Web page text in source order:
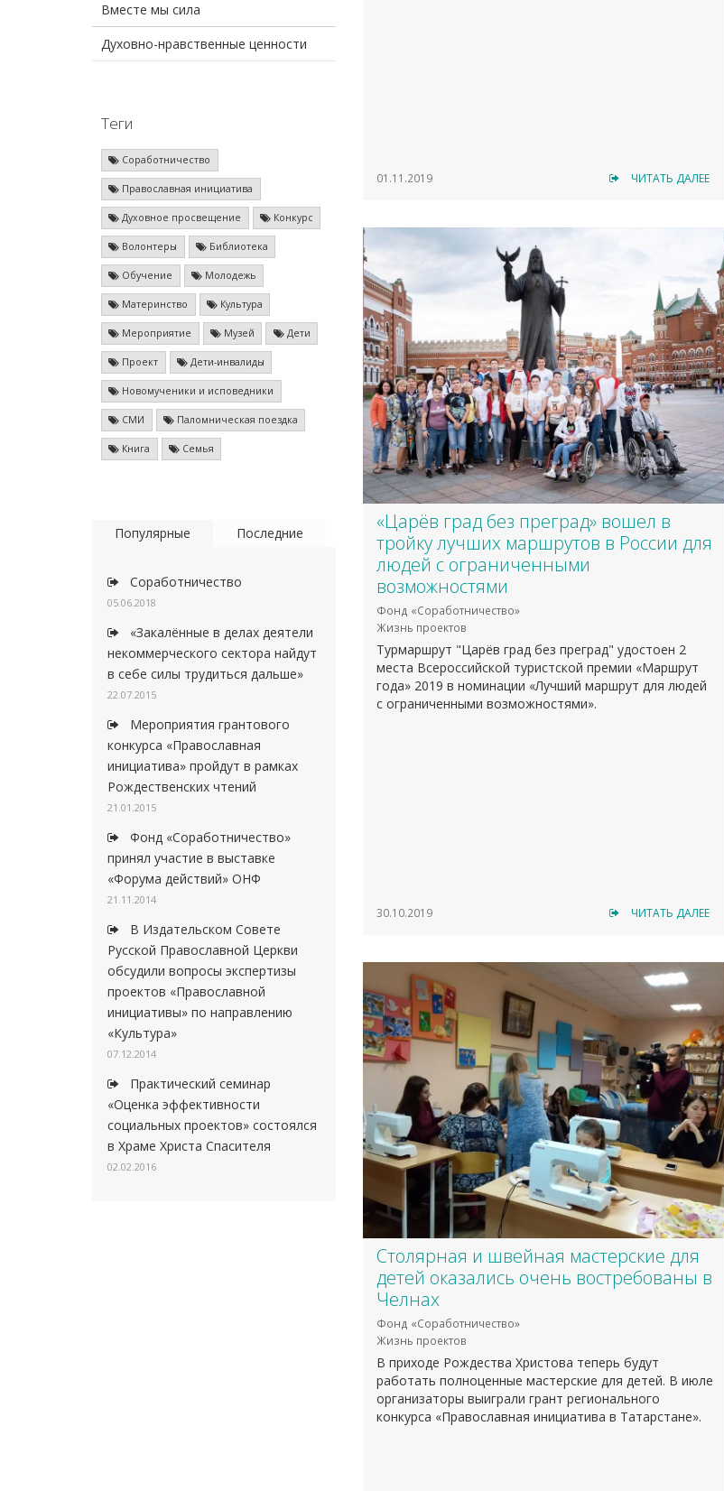
Вместе мы сила
Духовно-нравственные ценности
Теги
Соработничество
Православная инициатива
Духовное просвещение Конкурс
Волонтеры Библиотека
Обучение Молодежь
Материнство Культура
Мероприятие Музей Дети
Проект Дети-инвалиды
Новомученики и исповедники
СМИ Паломническая поездка
Книга Семья
Популярные Последние
Соработничество
05.06.2018
«Закалённые в делах деятели
некоммерческого сектора найдут
в себе силы трудиться дальше»
22.07.2015
Мероприятия грантового
конкурса «Православная
инициатива» пройдут в рамках
Рождественских чтений
21.01.2015
Фонд «Соработничество»
принял участие в выставке
«Форума действий» ОНФ
21.11.2014
В Издательском Совете
Русской Православной Церкви
обсудили вопросы экспертизы
проектов «Православной
инициативы» по направлению
«Культура»
07.12.2014
Практический семинар
«Оценка эффективности
социальных проектов» состоялся
в Храме Христа Спасителя
02.02.2016
01.11.2019 ЧИТАТЬ ДАЛЕЕ
«Царёв град без преград» вошел в
тройку лучших маршрутов в России для
людей с ограниченными
возможностями
Фонд «Соработничество»
Жизнь проектов
Турмаршрут "Царёв град без преград" удостоен 2
места Всероссийской туристской премии «Маршрут
года» 2019 в номинации «Лучший маршрут для людей
с ограниченными возможностями».
30.10.2019 ЧИТАТЬ ДАЛЕЕ
Столярная и швейная мастерские для
детей оказались очень востребованы в
Челнах
Фонд «Соработничество»
Жизнь проектов
В приходе Рождества Христова теперь будут
работать полноценные мастерские для детей. В июле
организаторы выиграли грант регионального
конкурса «Православная инициатива в Татарстане».